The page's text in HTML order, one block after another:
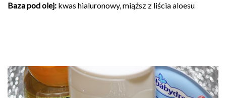
Baza pod olej: kwas hialuronowy, miąższ z liścia aloesu